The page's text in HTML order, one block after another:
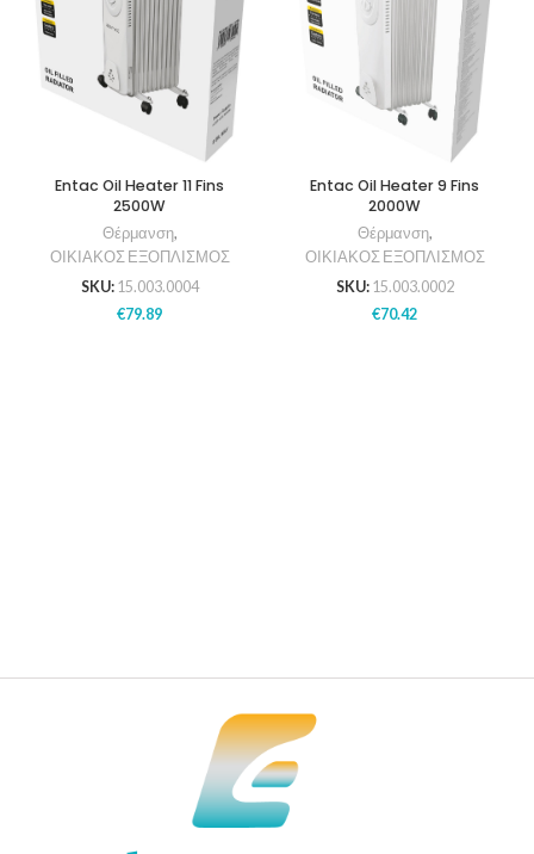
Entac Oil Heater 11 Fins
2500W
Θέρμανση,
ΟΙΚΙΑΚΟΣ ΕΞΟΠΛΙΣΜΟΣ
SKU: 15.003.0004
€79.89
Entac Oil Heater 9 Fins
2000W
Θέρμανση,
ΟΙΚΙΑΚΟΣ ΕΞΟΠΛΙΣΜΟΣ
SKU: 15.003.0002
€70.42